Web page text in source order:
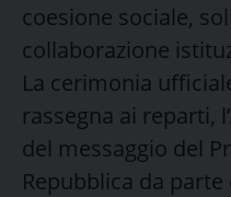
coesione sociale,
collaborazione
La cerimonia
rassegna ai reparti,
del messaggio del
Repubblica da